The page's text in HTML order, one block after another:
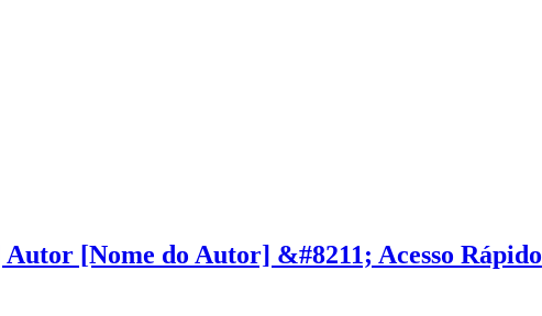
[Nome do Autor] &#8211; Acesso Rápido